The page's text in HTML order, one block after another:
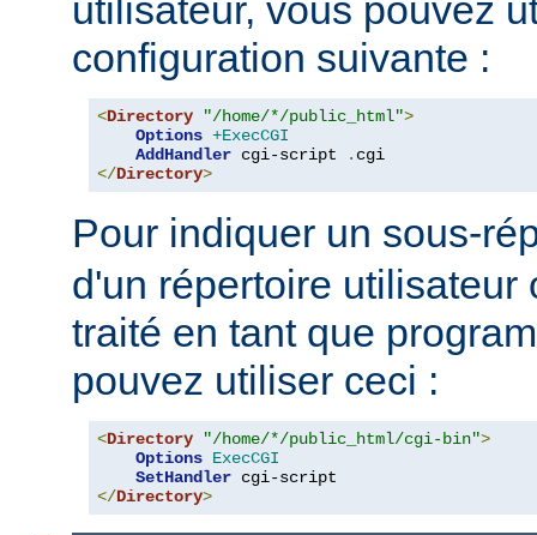
utilisateur, vous pouvez
configuration suivante :
<Directory "/home/*/public_html">
Options +ExecCGI
AddHandler cgi-script .
</Directory>
Pour indiquer un sous-
d'un répertoire utilisateur
traité en tant que
pouvez utiliser ceci :
<Directory "/home/*/public_html/cgi-bin">
Options ExecCGI
SetHandler
</Directory>